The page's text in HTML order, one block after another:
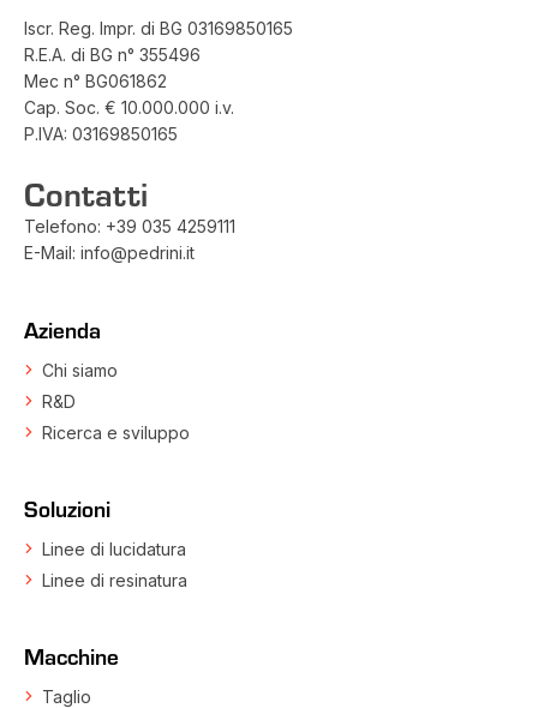
Iscr. Reg. Impr. di BG 03169850165
R.E.A. di BG n° 355496
Mec n° BG061862
Cap. Soc. € 10.000.000 i.v.
P.IVA: 03169850165
Contatti
Telefono: +39 035 4259111
E-Mail: info@pedrini.it
Azienda
Chi siamo
R&D
Ricerca e sviluppo
Soluzioni
Linee di lucidatura
Linee di resinatura
Macchine
Taglio